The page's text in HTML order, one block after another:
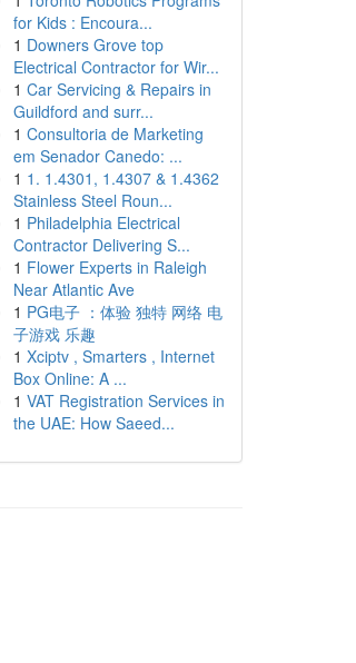
for Kids : Encoura...
1 Downers Grove top
Electrical Contractor for Wir...
1 Car Servicing & Repairs in
Guildford and surr...
1 Consultoria de Marketing
em Senador Canedo: ...
1 1. 1.4301, 1.4307 & 1.4362
Stainless Steel Roun...
1 Philadelphia Electrical
Contractor Delivering S...
1 Flower Experts in Raleigh
Near Atlantic Ave
1 PG电子 ：体验 独特 网络 电
子游戏 乐趣
1 Xciptv , Smarters , Internet
Box Online: A ...
1 VAT Registration Services in
the UAE: How Saeed...